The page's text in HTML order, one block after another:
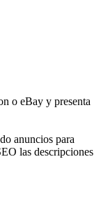
o eBay y presenta
anuncios para
las descripciones